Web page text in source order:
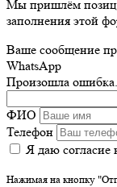
Мы пришлём
заполнения этой
Ваше сообщение
WhatsApp
Произошла
ФИО
Телефон
Я даю согласие
Нажимая на кнопку